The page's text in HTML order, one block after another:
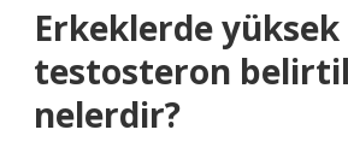
Erkeklerde yüksek
testosteron
nelerdir?